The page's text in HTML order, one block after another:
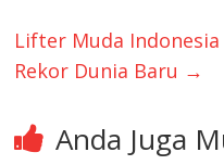
Lifter Muda Indonesia
Rekor Dunia Baru →
Anda Juga